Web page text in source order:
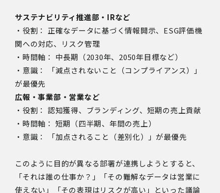
サステナビリティ推進部・IRなど
・役割： 正確なデータに基づく情報開示、ESG評価機
関への対応、リスク管理
・時間軸： 中長期（2030年、2050年目標など）
・意識： 「減点されないこと（コンプライアンス）」
が最優先
広報・事業部・営業など
・役割： 認知獲得、ブランディング、短期の売上貢献
・時間軸： 短期（四半期、年間の売上）
・意識： 「加点されること（差別化）」が最優先
このように目的が異なる部署が連携しようとすると、
「それは誰の仕事か？」「その難解なデータは営業に
使えない」「その表現はリスクが高い」といった議論